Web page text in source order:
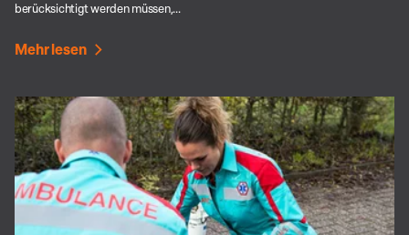
berücksichtigt werden müssen,...
Mehr lesen